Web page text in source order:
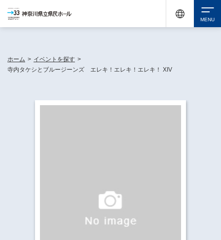
ホーム > イベントを探す >
寺内タケシとブルージーンズ エレキ！エレキ！エレキ！ XIV